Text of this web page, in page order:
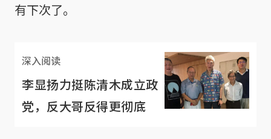
有下次了。
深入阅读
李显扬力挺陈清木成立政
党，反大哥反得更彻底